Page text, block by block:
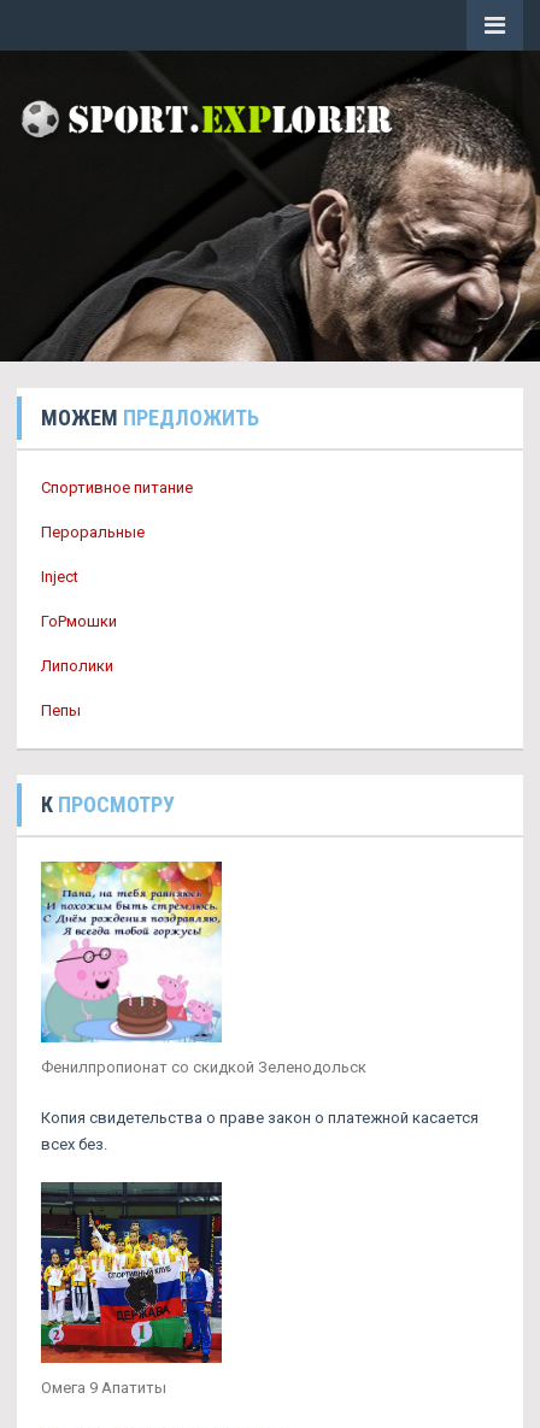
МОЖЕМ ПРЕДЛОЖИТЬ
Спортивное питание
Пероральные
Inject
ГоРмошки
Липолики
Пепы
К ПРОСМОТРУ
Фенилпропионат со скидкой Зеленодольск
Копия свидетельства о праве закон о платежной касается
всех без.
Омега 9 Апатиты